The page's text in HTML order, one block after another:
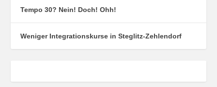
Tempo 30? Nein! Doch! Ohh!
Weniger Integrationskurse in Steglitz-Zehlendorf